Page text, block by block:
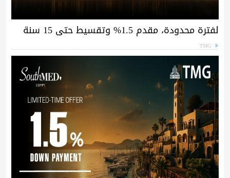
لفترة محدودة، مقدم 1.5% وتقسيط حتى 15 سنة
TMG